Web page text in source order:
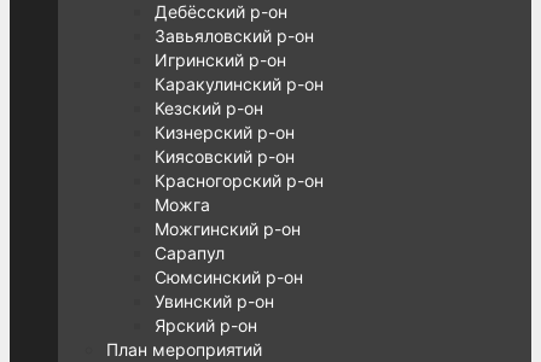
Дебёсский р-он
Завьяловский р-он
Игринский р-он
Каракулинский р-он
Кезский р-он
Кизнерский р-он
Киясовский р-он
Красногорский р-он
Можга
Можгинский р-он
Сарапул
Сюмсинский р-он
Увинский р-он
Ярский р-он
План мероприятий